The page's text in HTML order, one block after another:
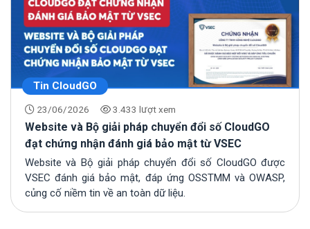
Tin CloudGO
23/06/2026 3.433 lượt xem
Website và Bộ giải pháp chuyển đổi số CloudGO
đạt chứng nhận đánh giá bảo mật từ VSEC
Website và Bộ giải pháp chuyển đổi số CloudGO được
VSEC đánh giá bảo mật, đáp ứng OSSTMM và OWASP,
củng cố niềm tin về an toàn dữ liệu.